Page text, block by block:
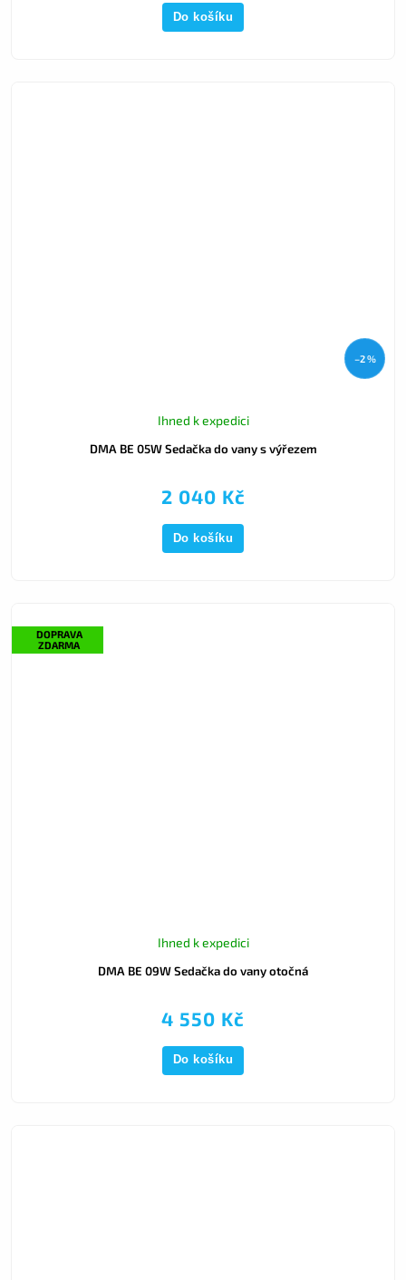
Do košíku
–2 %
DMA BE 05W Sedačka do vany s výřezem
Ihned k expedici
2 040 Kč
Do košíku
DOPRAVA
ZDARMA
DMA BE 09W Sedačka do vany otočná
Ihned k expedici
4 550 Kč
Do košíku